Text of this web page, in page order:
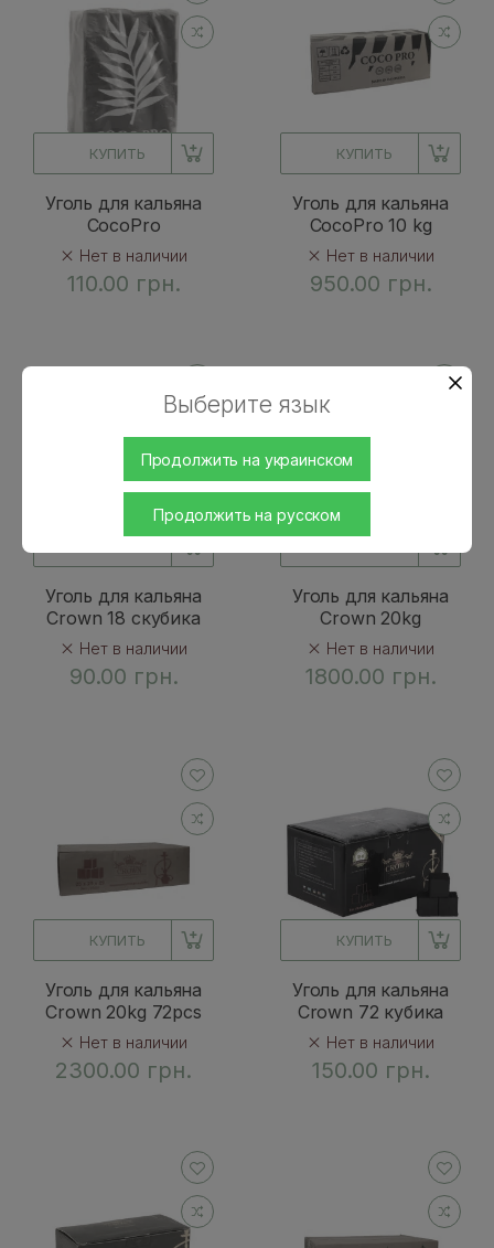
Выберите язык
Продолжить на украинском
Продолжить на русском
КУПИТЬ
Уголь для кальяна
CocoPro
Нет в наличии
110.00 грн.
КУПИТЬ
Уголь для кальяна
CocoPro 10 kg
Нет в наличии
950.00 грн.
Уголь для кальяна
Crown 18 скубика
Нет в наличии
90.00 грн.
Уголь для кальяна
Crown 20kg
Нет в наличии
1800.00 грн.
КУПИТЬ
Уголь для кальяна
Crown 20kg 72pcs
Нет в наличии
2300.00 грн.
КУПИТЬ
Уголь для кальяна
Crown 72 кубика
Нет в наличии
150.00 грн.